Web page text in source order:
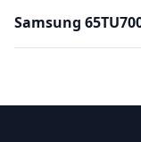
Samsung